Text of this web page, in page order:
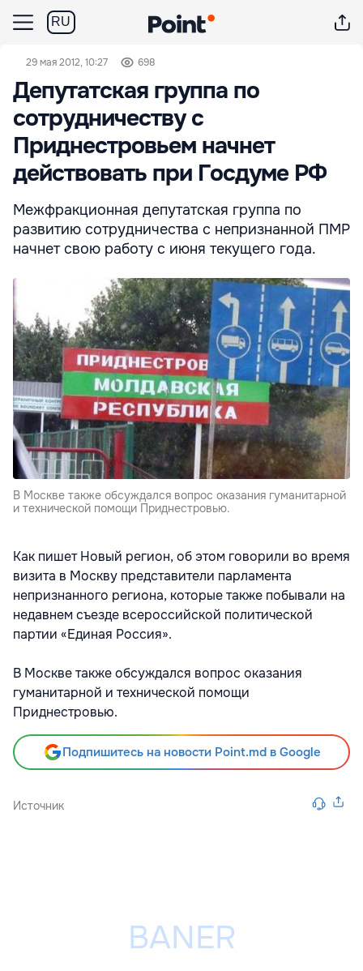
RU
29 мая 2012, 10:27 698
Депутатская группа по
сотрудничеству с
Приднестровьем начнет
действовать при Госдуме РФ
Межфракционная депутатская группа по
развитию сотрудничества с непризнанной ПМР
начнет свою работу с июня текущего года.
В Москве также обсуждался вопрос оказания гуманитарной
и технической помощи Приднестровью.
Как пишет Новый регион, об этом говорили во время
визита в Москву представители парламента
непризнанного региона, которые также побывали на
недавнем съезде всероссийской политической
партии «Единая Россия».
В Москве также обсуждался вопрос оказания
гуманитарной и технической помощи
Приднестровью.
Подпишитесь на новости Point.md в Google
Источник